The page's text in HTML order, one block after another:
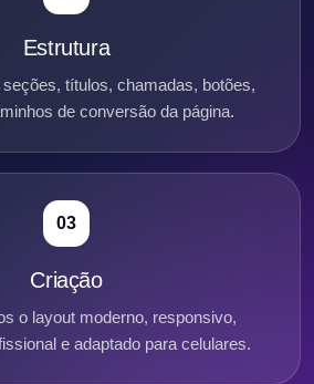
Estrutura
títulos, chamadas, botões,
de conversão da página.
03
Criação
o layout moderno, responsivo,
e adaptado para celulares.